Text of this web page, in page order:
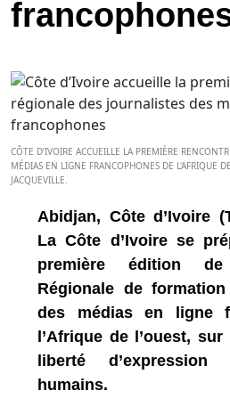
CÔTE D’IVOIRE ACCUEILLE LA PREMIÈRE
MÉDIAS EN LIGNE FRANCOPHONES DE L'AFRIQUE
JACQUEVILLE.
Abidjan, Côte d’Ivoire
La Côte d’Ivoire se
première édition
Régionale de
des médias en ligne
l’Afrique de l’ouest,
liberté
humains.